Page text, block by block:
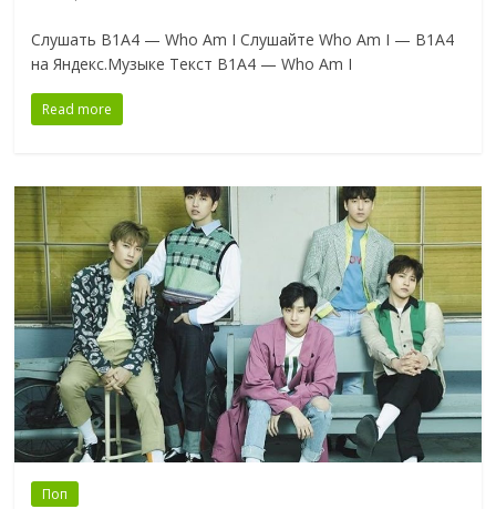
Слушать B1A4 — Who Am I Слушайте Who Am I — B1A4
на Яндекс.Музыке Текст B1A4 — Who Am I
Read more
Поп